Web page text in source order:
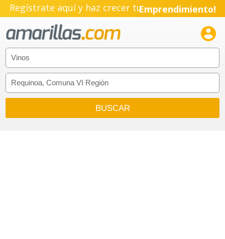
Regístrate aquí y haz crecer tuEmprendimiento!
